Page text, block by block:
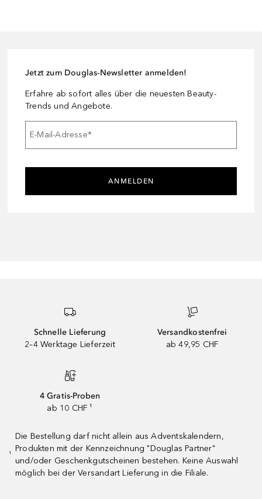
Jetzt zum Douglas-Newsletter anmelden!
Erfahre ab sofort alles über die neuesten Beauty-
Trends und Angebote.
E-Mail-Adresse*
ANMELDEN
Schnelle Lieferung
2–4 Werktage Lieferzeit
Versandkostenfrei
ab 49,95 CHF
4 Gratis-Proben
ab 10 CHF ¹
¹
Die Bestellung darf nicht allein aus Adventskalendern,
Produkten mit der Kennzeichnung "Douglas Partner"
und/oder Geschenkgutscheinen bestehen. Keine Auswahl
möglich bei der Versandart Lieferung in die Filiale.